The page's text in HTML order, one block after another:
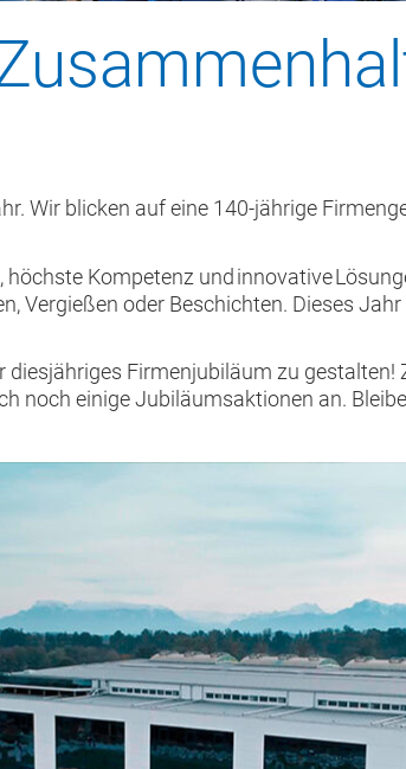
Wir blicken auf eine 140-jährige
Kompetenz und innovative
Vergießen oder Beschichten. Dieses
Firmenjubiläum zu
noch einige Jubiläumsaktionen an.